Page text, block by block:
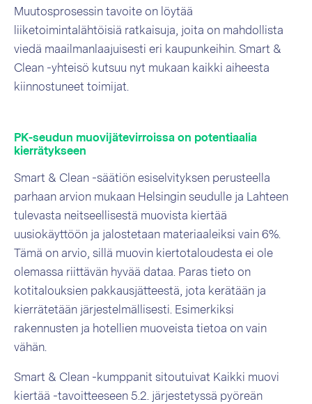
Muutosprosessin tavoite on löytää
liiketoimintalähtöisiä ratkaisuja, joita on mahdollista
viedä maailmanlaajuisesti eri kaupunkeihin. Smart &
Clean -yhteisö kutsuu nyt mukaan kaikki aiheesta
kiinnostuneet toimijat.
PK-seudun muovijätevirroissa on potentiaalia
kierrätykseen
Smart & Clean -säätiön esiselvityksen perusteella
parhaan arvion mukaan Helsingin seudulle ja Lahteen
tulevasta neitseellisestä muovista kiertää
uusiokäyttöön ja jalostetaan materiaaleiksi vain 6%.
Tämä on arvio, sillä muovin kiertotaloudesta ei ole
olemassa riittävän hyvää dataa. Paras tieto on
kotitalouksien pakkausjätteestä, jota kerätään ja
kierrätetään järjestelmällisesti. Esimerkiksi
rakennusten ja hotellien muoveista tietoa on vain
vähän.
Smart & Clean -kumppanit sitoutuivat Kaikki muovi
kiertää -tavoitteeseen 5.2. järjestetyssä pyöreän